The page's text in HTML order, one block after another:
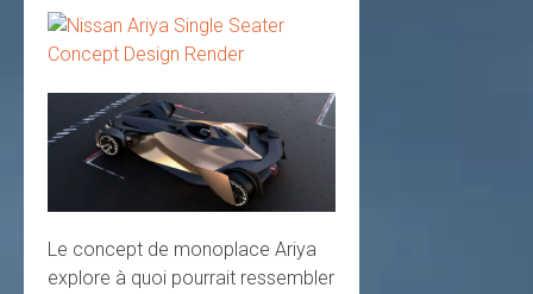
Le concept de monoplace Ariya
explore à quoi pourrait ressembler